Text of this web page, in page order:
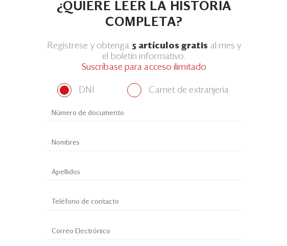
¿QUIERE LEER LA HISTORIA
COMPLETA?
Regístrese y obtenga 5 artículos gratis al mes y
el boletín informativo.
Suscríbase para acceso ilimitado
DNI Carnet de extranjería